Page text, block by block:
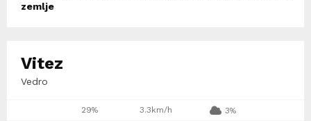
zemlje
Vitez
Vedro
29% 3.3km/h 3%